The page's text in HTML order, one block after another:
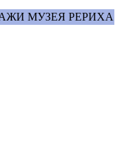
МУЗЕЯ РЕРИХА